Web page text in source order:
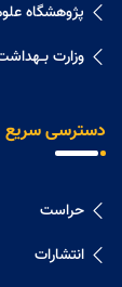
پژوهشگاه علوم و
وزارت
دسترسی سریع
حراست
انتشارات